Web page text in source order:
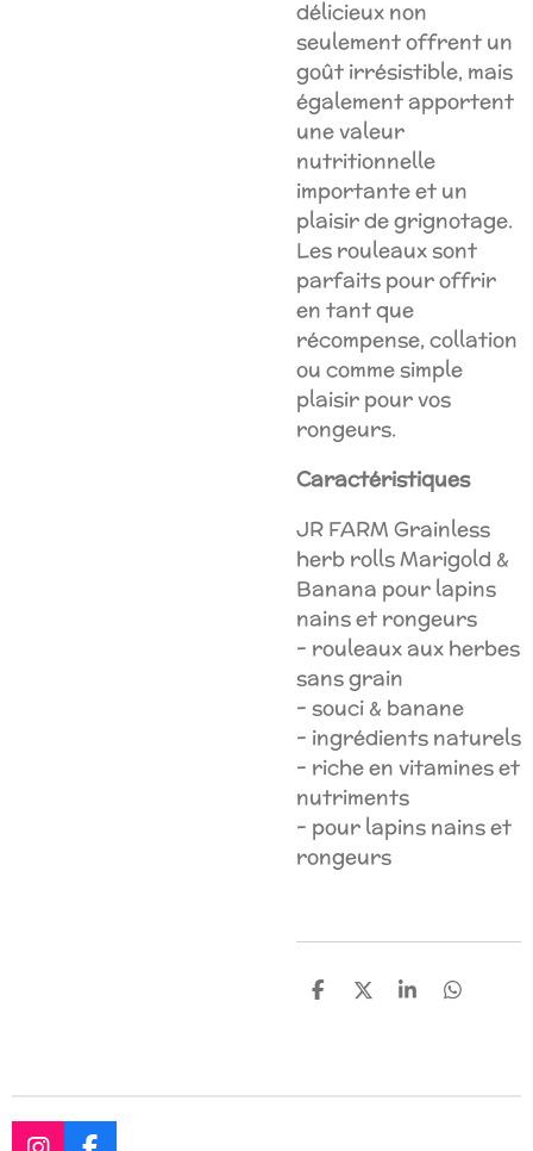
délicieux non
seulement offrent un
goût irrésistible, mais
également apportent
une valeur
nutritionnelle
importante et un
plaisir de grignotage.
Les rouleaux sont
parfaits pour offrir
en tant que
récompense, collation
ou comme simple
plaisir pour vos
rongeurs.
Caractéristiques
JR FARM Grainless
herb rolls Marigold &
Banana pour lapins
nains et rongeurs
- rouleaux aux herbes
sans grain
- souci & banane
- ingrédients naturels
- riche en vitamines et
nutriments
- pour lapins nains et
rongeurs
P
g
P
g
P
g
P
g